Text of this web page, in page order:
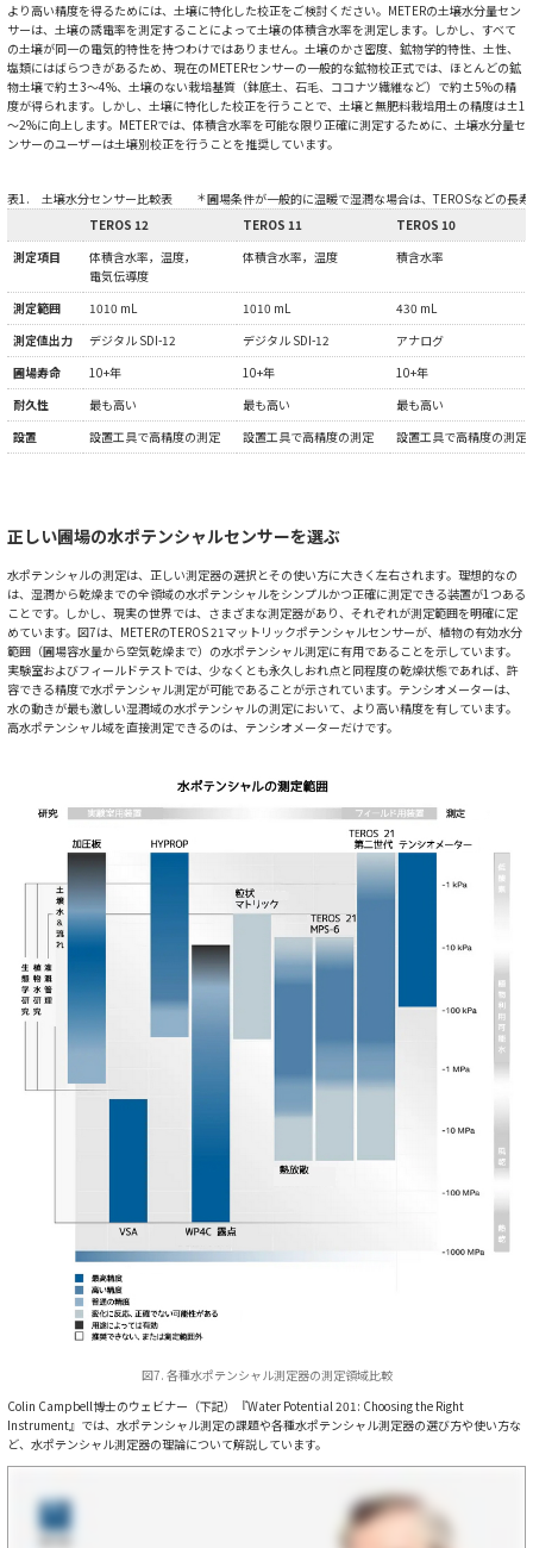
より高い精度を得るためには、土壌に特化した校正をご検討ください。METERの土壌水分量セン
サーは、土壌の誘電率を測定することによって土壌の体積含水率を測定します。しかし、すべて
の土壌が同一の電気的特性を持つわけではありません。土壌のかさ密度、鉱物学的特性、土性、
塩類にはばらつきがあるため、現在のMETERセンサーの一般的な鉱物校正式では、ほとんどの鉱
物土壌で約±3～4%、土壌のない栽培基質（鉢底土、石毛、ココナツ繊維など）で約±5%の精
度が得られます。しかし、土壌に特化した校正を行うことで、土壌と無肥料栽培用土の精度は±1
～2%に向上します。METERでは、体積含水率を可能な限り正確に測定するために、土壌水分量セ
ンサーのユーザーは土壌別校正を行うことを推奨しています。
表1. 土壌水分センサー比較表 ＊圃場条件が一般的に温暖で湿潤な場合は、TEROSなどの長
TEROS 12
TEROS 11
TEROS 10
測定項目
体積含水率，温度，
電気伝導度
体積含水率，温度 積含水率
測定範囲 1010 mL 1010 mL
430 mL
測定値出力
デジタル SDI-12 デジタル SDI-12
アナログ
圃場寿命
10+年 10+年
10+年
耐久性
最も高い 最も高い
最も高い
設置
設置工具で高精度の測定 設置工具で高精度の測定 設置工具で高精度の測定
正しい圃場の水ポテンシャルセンサーを選ぶ
水ポテンシャルの測定は、正しい測定器の選択とその使い方に大きく左右されます。理想的なの
は、湿潤から乾燥までの全領域の水ポテンシャルをシンプルかつ正確に測定できる装置が1つある
ことです。しかし、現実の世界では、さまざまな測定器があり、それぞれが測定範囲を明確に定
めています。図7は、METERのTEROS 21マットリックポテンシャルセンサーが、植物の有効水分
範囲（圃場容水量から空気乾燥まで）の水ポテンシャル測定に有用であることを示しています。
実験室およびフィールドテストでは、少なくとも永久しおれ点と同程度の乾燥状態であれば、許
容できる精度で水ポテンシャル測定が可能であることが示されています。テンシオメーターは、
水の動きが最も激しい湿潤域の水ポテンシャルの測定において、より高い精度を有しています。
高水ポテンシャル域を直接測定できるのは、テンシオメーターだけです。
図7. 各種水ポテンシャル測定器の測定領域比較
Colin Campbell博士のウェビナー（下記）『Water Potential 201: Choosing the Right
Instrument』では、水ポテンシャル測定の課題や各種水ポテンシャル測定器の選び方や使い方な
ど、水ポテンシャル測定器の理論について解説しています。